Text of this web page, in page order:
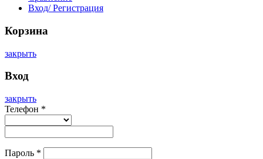
Вход/ Регистрация
Корзина
закрыть
Вход
закрыть
Телефон *
Пароль *